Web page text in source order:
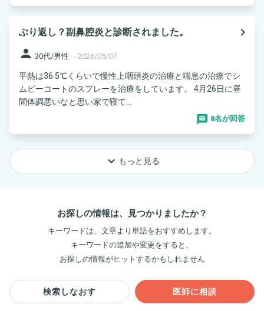
ぶり返し？副鼻腔炎と診断されました。
navigate_next
person 30代/男性 - 2026/05/07
平熱は36.5℃くらいで慢性上咽頭炎の治療と喘息の治療でシ
ムビーコートのスプレーを治療をしています。 4月26日に昼
間体調悪いなと思い家で寝て...
8名が回答
keyboard_arrow_down もっと見る
お探しの情報は、見つかりましたか？
キーワードは、文章より単語をおすすめします。
キーワードの追加や変更をすると、
お探しの情報がヒットするかもしれません
検索しなおす 医師に相談